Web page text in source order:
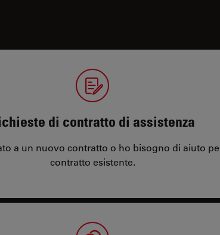
di contratto di assistenza
a un nuovo contratto o ho bisogno di aiuto
contratto esistente.